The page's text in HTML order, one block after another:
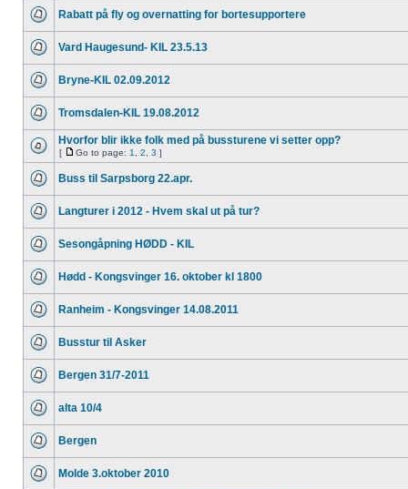
Rabatt på fly og overnatting for bortesupportere
Vard Haugesund- KIL 23.5.13
Bryne-KIL 02.09.2012
Tromsdalen-KIL 19.08.2012
Hvorfor blir ikke folk med på bussturene vi setter opp?
[ Go to page: 1 2 3 ]
Buss til Sarpsborg 22.apr.
Langturer i 2012 - Hvem skal ut på tur?
Sesongåpning HØDD - KIL
Hødd - Kongsvinger 16. oktober kl 1800
Ranheim - Kongsvinger 14.08.2011
Busstur til Asker
Bergen 31/7-2011
alta 10/4
Bergen
Molde 3.oktober 2010